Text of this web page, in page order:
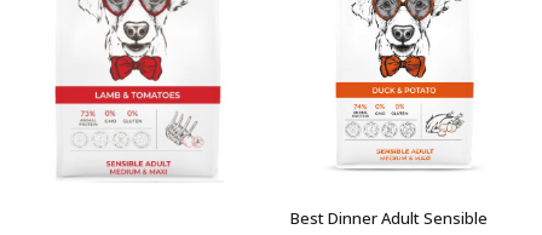
Best Dinner Adult Sensible